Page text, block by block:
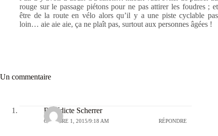
rouge sur le passage piétons pour ne pas attirer les foudres ; et
être de la route en vélo alors qu’il y a une piste cyclable pas
loin… aie aie aie, ça ne plaît pas, surtout aux personnes âgées !
Un commentaire
Bénédicte Scherrer
OCTOBRE 1, 2015/9:18 AM RÉPONDRE